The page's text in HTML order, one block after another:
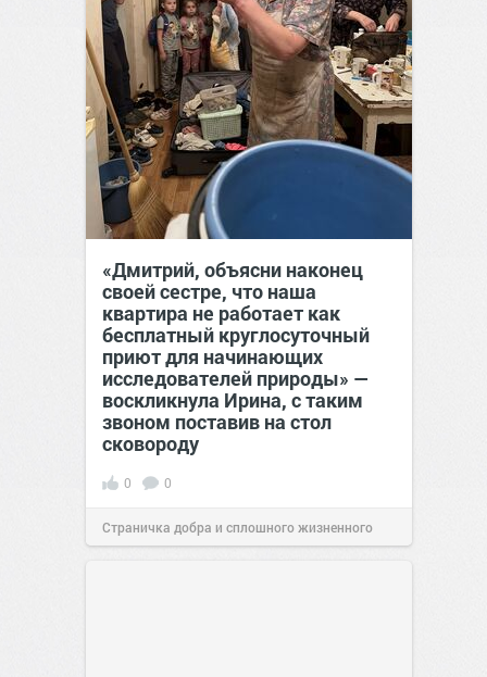
«Дмитрий, объясни наконец
своей сестре, что наша
квартира не работает как
бесплатный круглосуточный
приют для начинающих
исследователей природы» —
воскликнула Ирина, с таким
звоном поставив на стол
сковороду
0 0
Страничка добра и сплошного жизненного